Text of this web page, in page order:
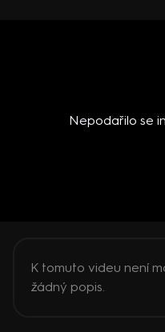
Nepodařilo se
K tomuto videu není
žádný popis.